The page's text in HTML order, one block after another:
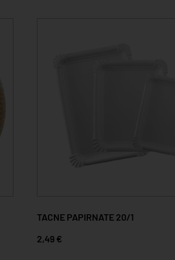
TACNE PAPIRNATE 20/1
2,49 €